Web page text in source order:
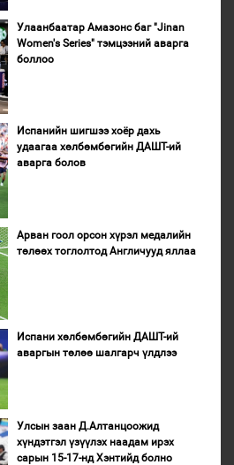
Улаанбаатар Амазонс баг "Jinan
Women's Series" тэмцээний аварга
боллоо
Испанийн шигшээ хоёр дахь
удаагаа хөлбөмбөгийн ДАШТ-ий
аварга болов
Арван гоол орсон хүрэл медалийн
төлөөх тоглолтод Англичууд яллаа
Испани хөлбөмбөгийн ДАШТ-ий
аваргын төлөө шалгарч үлдлээ
Улсын заан Д.Алтанцоожид
хүндэтгэл үзүүлэх наадам ирэх
сарын 15-17-нд Хэнтийд болно